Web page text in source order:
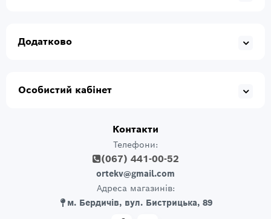
Додатково
Особистий кабінет
Контакти
Телефони:
(067) 441-00-52
ortekv@gmail.com
Адреса магазинів:
м. Бердичів, вул. Бистрицька, 89